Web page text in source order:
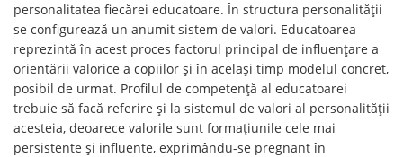
personalitatea fiecărei educatoare. În structura personalității
se configurează un anumit sistem de valori. Educatoarea
reprezintă în acest proces factorul principal de influențare a
orientării valorice a copiilor și în același timp modelul concret,
posibil de urmat. Profilul de competență al educatoarei
trebuie să facă referire și la sistemul de valori al personalității
acesteia, deoarece valorile sunt formațiunile cele mai
persistente și influente, exprimându-se pregnant în